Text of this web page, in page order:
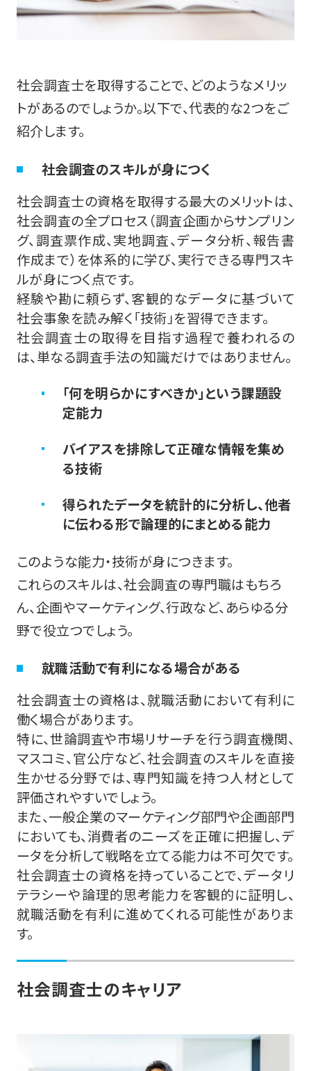
社会調査士を取得することで、どのようなメリッ
トがあるのでしょうか。以下で、代表的な2つをご
紹介します。
社会調査のスキルが身につく
社会調査士の資格を取得する最大のメリットは、
社会調査の全プロセス（調査企画からサンプリン
グ、調査票作成、実地調査、データ分析、報告書
作成まで）を体系的に学び、実行できる専門スキ
ルが身につく点です。
経験や勘に頼らず、客観的なデータに基づいて
社会事象を読み解く「技術」を習得できます。
社会調査士の取得を目指す過程で養われるの
は、単なる調査手法の知識だけではありません。
「何を明らかにすべきか」という課題設
定能力
バイアスを排除して正確な情報を集め
る技術
得られたデータを統計的に分析し、他者
に伝わる形で論理的にまとめる能力
このような能力・技術が身につきます。
これらのスキルは、社会調査の専門職はもちろ
ん、企画やマーケティング、行政など、あらゆる分
野で役立つでしょう。
就職活動で有利になる場合がある
社会調査士の資格は、就職活動において有利に
働く場合があります。
特に、世論調査や市場リサーチを行う調査機関、
マスコミ、官公庁など、社会調査のスキルを直接
生かせる分野では、専門知識を持つ人材として
評価されやすいでしょう。
また、一般企業のマーケティング部門や企画部門
においても、消費者のニーズを正確に把握し、デ
ータを分析して戦略を立てる能力は不可欠です。
社会調査士の資格を持っていることで、データリ
テラシーや論理的思考能力を客観的に証明し、
就職活動を有利に進めてくれる可能性がありま
す。
社会調査士のキャリア